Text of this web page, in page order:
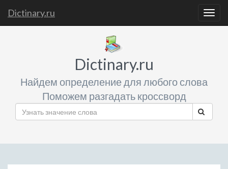
Dictinary.ru
Dictinary.ru
Найдем определение для любого слова
Поможем разгадать кроссворд